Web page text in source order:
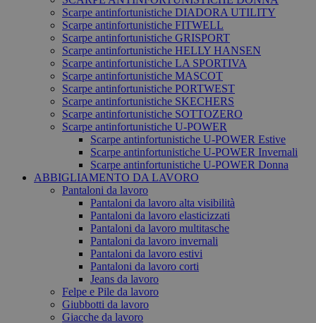
Scarpe antinfortunistiche DIADORA UTILITY
Scarpe antinfortunistiche FITWELL
Scarpe antinfortunistiche GRISPORT
Scarpe antinfortunistiche HELLY HANSEN
Scarpe antinfortunistiche LA SPORTIVA
Scarpe antinfortunistiche MASCOT
Scarpe antinfortunistiche PORTWEST
Scarpe antinfortunistiche SKECHERS
Scarpe antinfortunistiche SOTTOZERO
Scarpe antinfortunistiche U-POWER
Scarpe antinfortunistiche U-POWER Estive
Scarpe antinfortunistiche U-POWER Invernali
Scarpe antinfortunistiche U-POWER Donna
ABBIGLIAMENTO DA LAVORO
Pantaloni da lavoro
Pantaloni da lavoro alta visibilità
Pantaloni da lavoro elasticizzati
Pantaloni da lavoro multitasche
Pantaloni da lavoro invernali
Pantaloni da lavoro estivi
Pantaloni da lavoro corti
Jeans da lavoro
Felpe e Pile da lavoro
Giubbotti da lavoro
Giacche da lavoro